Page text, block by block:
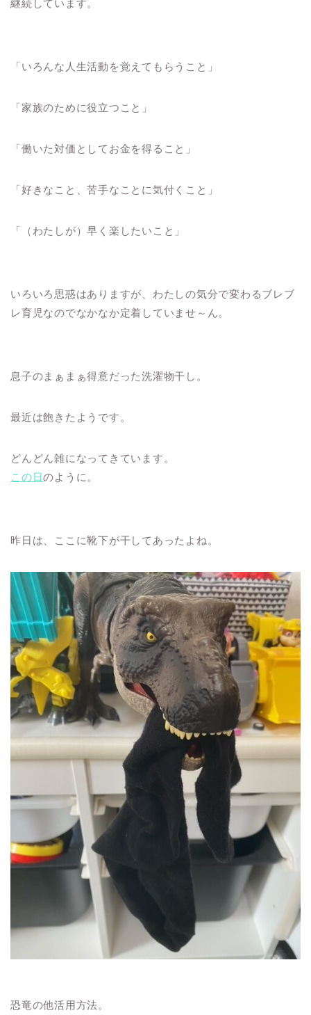
継続しています。
「いろんな人生活動を覚えてもらうこと」
「家族のために役立つこと」
「働いた対価としてお金を得ること」
「好きなこと、苦手なことに気付くこと」
「（わたしが）早く楽したいこと」
いろいろ思惑はありますが、わたしの気分で変わるブレブ
レ育児なのでなかなか定着していませ～ん。
息子のまぁまぁ得意だった洗濯物干し。
最近は飽きたようです。
どんどん雑になってきています。
この日のように。
昨日は、ここに靴下が干してあったよね。
恐竜の他活用方法。